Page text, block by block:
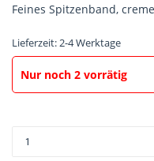
Feines Spitzenband,
Lieferzeit:2-4 Werktage
Nur noch 2 vorrätig